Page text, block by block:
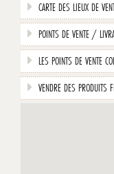
CARTE DES LIEUX DE
POINTS DE VENTE /
LES POINTS DE VENTE
VENDRE DES PRODUITS